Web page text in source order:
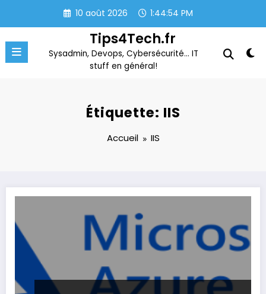
contenu
10 août 2026 1:44:54 PM
Tips4Tech.fr
Sysadmin, Devops, Cybersécurité… IT
stuff en général!
Étiquette: IIS
Accueil IIS